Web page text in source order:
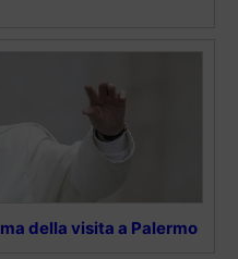
della visita a Palermo